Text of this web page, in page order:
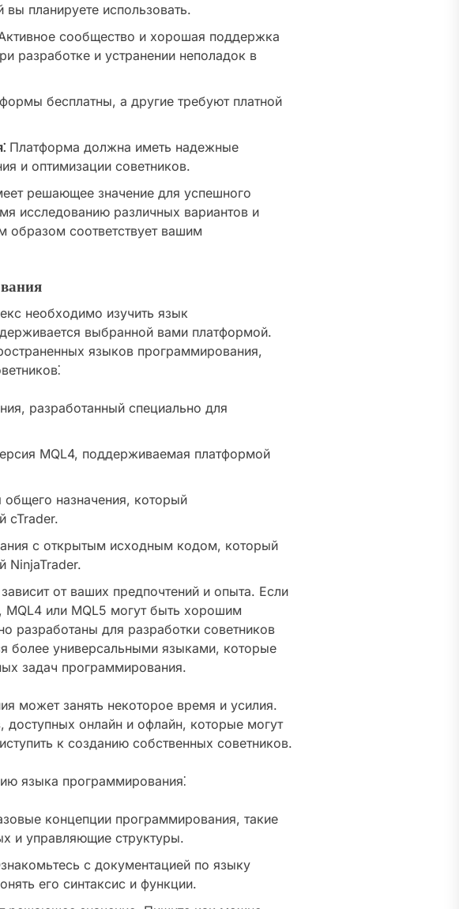
планируете использовать.
сообщество и хорошая поддержка
разработке и устранении неполадок в
бесплатны, а другие требуют платной
Платформа должна иметь надежные
и оптимизации советников.
решающее значение для успешного
исследованию различных вариантов и
образом соответствует вашим
необходимо изучить язык
выбранной вами платформой.
языков программирования,
разработанный специально для
MQL4, поддерживаемая платформой
назначения, который
cTrader.
с открытым исходным кодом, который
NinjaTrader.
от ваших предпочтений и опыта. Если
или MQL5 могут быть хорошим
разработаны для разработки советников
более универсальными языками, которые
задач программирования.
может занять некоторое время и усилия.
онлайн и офлайн, которые могут
к созданию собственных советников.
языка программирования⁚
концепции программирования, такие
и управляющие структуры.
с документацией по языку
его синтаксис и функции.